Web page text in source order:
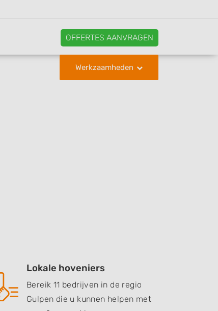
OFFERTES AANVRAGEN
Werkzaamheden
Lokale hoveniers
Bereik 11 bedrijven in de regio
Gulpen die u kunnen helpen met